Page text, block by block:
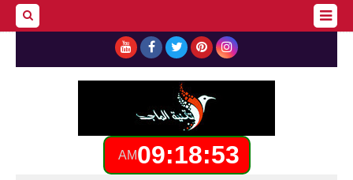
09:18:55
AM